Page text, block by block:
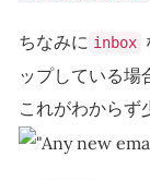
ちなみに inbox
ップしている場
これがわからず